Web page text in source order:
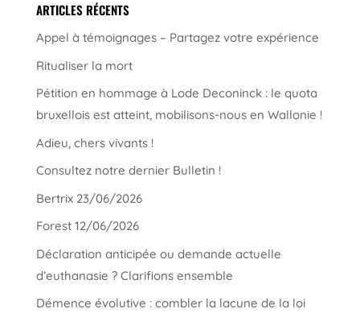
ARTICLES RÉCENTS
Appel à témoignages – Partagez votre expérience
Ritualiser la mort
Pétition en hommage à Lode Deconinck : le quota
bruxellois est atteint, mobilisons-nous en Wallonie !
Adieu, chers vivants !
Consultez notre dernier Bulletin !
Bertrix 23/06/2026
Forest 12/06/2026
Déclaration anticipée ou demande actuelle
d’euthanasie ? Clarifions ensemble
Démence évolutive : combler la lacune de la loi